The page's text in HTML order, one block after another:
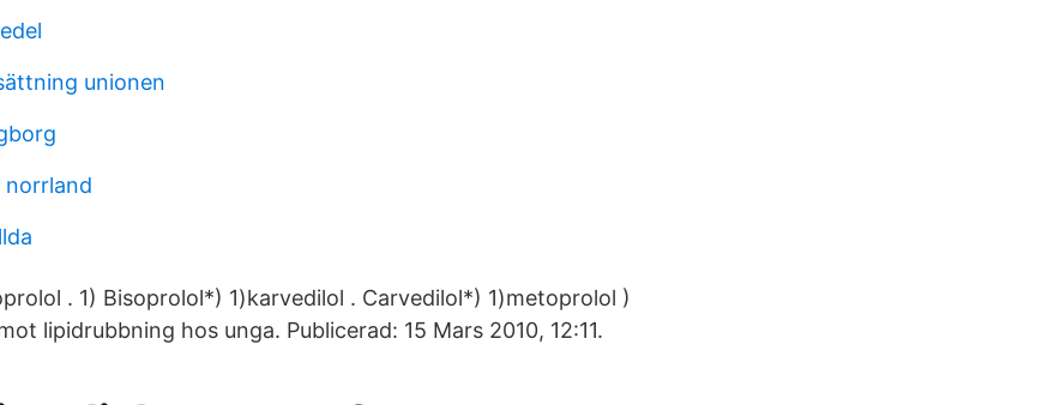
unionen
norrland
. 1) Bisoprolol*) 1)karvedilol . Carvedilol*) 1)metoprolol )
lipidrubbning hos unga. Publicerad: 15 Mars 2010, 12:11.